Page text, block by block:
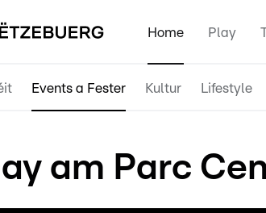
Home Play
Events a Fester Kultur Lifestyle
am Parc